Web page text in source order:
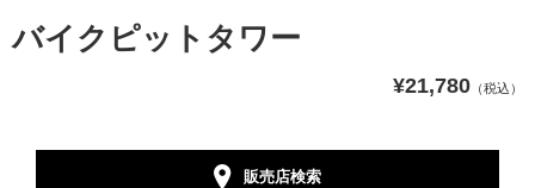
バイクピットタワー
¥21,780 （税込）
販売店検索